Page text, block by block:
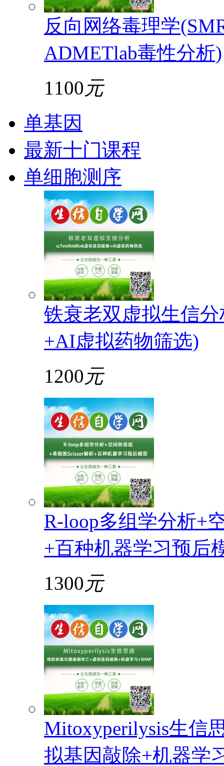
反向网络毒理学
ADMETlab毒性分析)
1100 元
单基因
最新十门课程
单细胞测序
铁衰老双虚拟生信
+AI虚拟药物筛选)
1200 元
R-loop多组学分析+
+百种机器学习预后
1300 元
Mitoxyperilysis生信
拟基因敲除+机器学